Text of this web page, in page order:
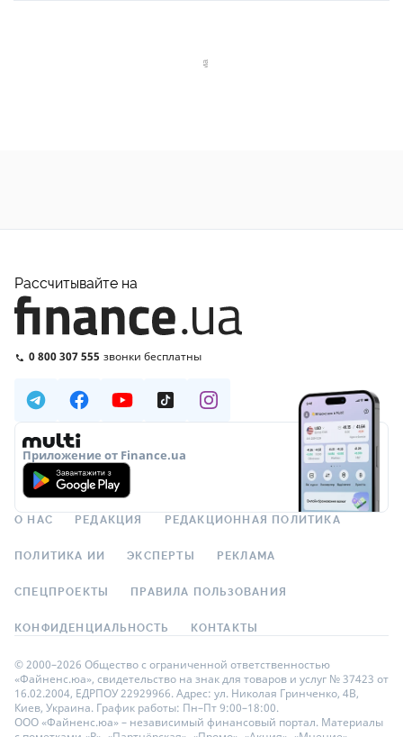
Рассчитывайте на
0 800 307 555 звонки бесплатны
Приложение от Finance.ua
О НАС РЕДАКЦИЯ РЕДАКЦИОННАЯ ПОЛИТИКА
ПОЛИТИКА ИИ ЭКСПЕРТЫ РЕКЛАМА
СПЕЦПРОЕКТЫ ПРАВИЛА ПОЛЬЗОВАНИЯ
КОНФИДЕНЦИАЛЬНОСТЬ КОНТАКТЫ
© 2000–2026 Общество с ограниченной ответственностью
«Файненс.юа», свидетельство на знак для товаров и услуг № 37423 от
16.02.2004, ЕДРПОУ 22929966. Адрес: ул. Николая Гринченко, 4В,
Киев, Украина. График работы: Пн–Пт 9:00–18:00.
ООО «Файненс.юа» – независимый финансовый портал. Материалы